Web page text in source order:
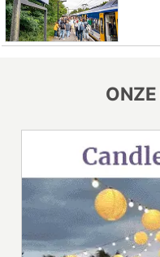
ONZE